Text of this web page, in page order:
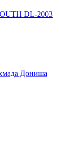
DL-2003
Дониша